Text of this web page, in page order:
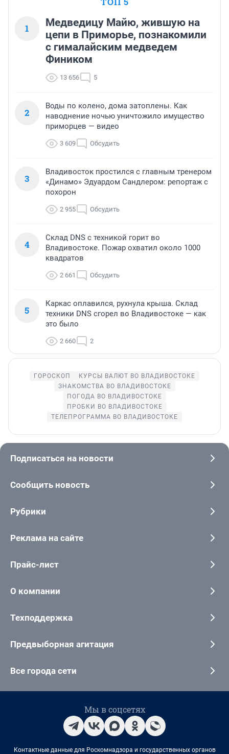
1
Медведицу Майю, жившую на
цепи в Приморье, познакомили
с гималайским медведем
Фиником
13 656 5
2
Воды по колено, дома затоплены. Как
наводнение ночью уничтожило имущество
приморцев — видео
3 609 Обсудить
3
Владивосток простился с главным тренером
«Динамо» Эдуардом Сандлером: репортаж с
похорон
2 955 Обсудить
4
Склад DNS с техникой горит во
Владивостоке. Пожар охватил около 1000
квадратов
2 661 Обсудить
5
Каркас оплавился, рухнула крыша. Склад
техники DNS сгорел во Владивостоке — как
это было
2 660 2
ГОРОСКОП
КУРСЫ ВАЛЮТ ВО ВЛАДИВОСТОКЕ
ЗНАКОМСТВА ВО ВЛАДИВОСТОКЕ
ПОГОДА ВО ВЛАДИВОСТОКЕ
ПРОБКИ ВО ВЛАДИВОСТОКЕ
ТЕЛЕПРОГРАММА ВО ВЛАДИВОСТОКЕ
Подписаться на новости
Сообщить новость
Рубрики
Реклама на сайте
Прайс-лист
О компании
Техподдержка
Предвыборная агитация
Все города сети
Мы в соцсетях
Контактные данные для Роскомнадзора и государственных органов